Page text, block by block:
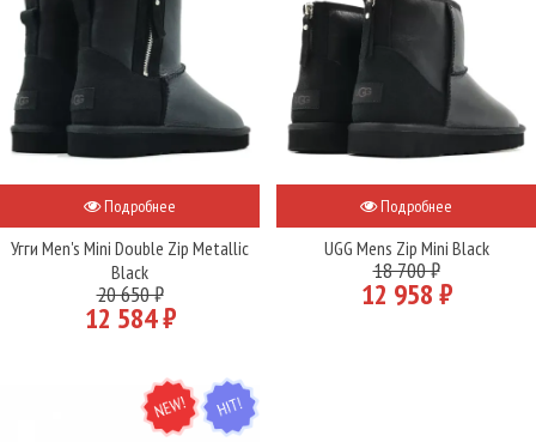
Подробнее
Угги Men's Mini Double Zip Metallic
Black
20 650 ₽
12 584 ₽
Подробнее
UGG Mens Zip Mini Black
18 700 ₽
12 958 ₽
NEW HIT